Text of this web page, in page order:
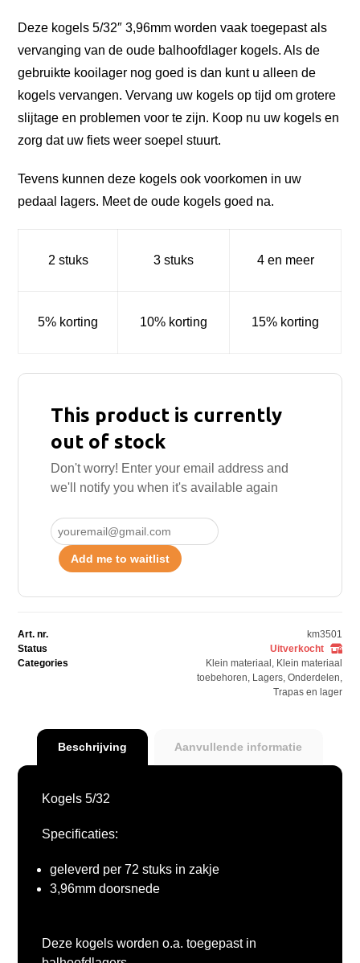
Deze kogels 5/32″ 3,96mm worden vaak toegepast als
vervanging van de oude balhoofdlager kogels. Als de
gebruikte kooilager nog goed is dan kunt u alleen de
kogels vervangen. Vervang uw kogels op tijd om grotere
slijtage en problemen voor te zijn. Koop nu uw kogels en
zorg dat uw fiets weer soepel stuurt.
Tevens kunnen deze kogels ook voorkomen in uw
pedaal lagers. Meet de oude kogels goed na.
2 stuks 3 stuks 4 en meer
5% korting 10% korting 15% korting
This product is currently
out of stock
Don't worry! Enter your email address and
we'll notify you when it's available again
Add me to waitlist
Art. nr.
km3501
Status
Uitverkocht
Categories
Klein materiaal Klein materiaal
toebehoren Lagers, Onderdelen
Trapas en lager
Beschrijving Aanvullende informatie
Kogels 5/32
Specificaties:
geleverd per 72 stuks in zakje
3,96mm doorsnede
Deze kogels worden o.a. toegepast in